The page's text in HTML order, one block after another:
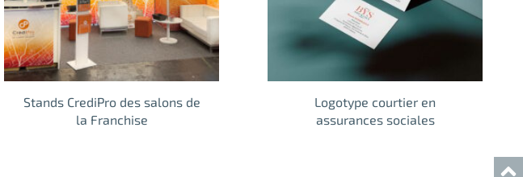
Stands CrediPro des salons de
la Franchise
Logotype courtier en
assurances sociales